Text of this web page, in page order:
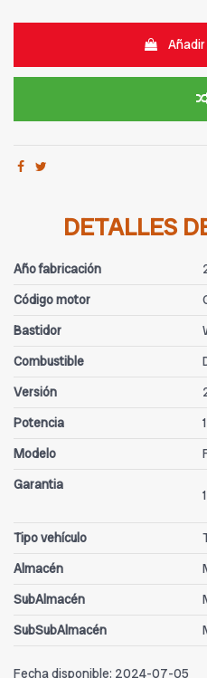
DETALLES
Año fabricación
Código motor
Bastidor
Combustible
Versión
Potencia
Modelo
Garantia
Tipo vehículo
Almacén
SubAlmacén
SubSubAlmacén
Fecha disponible: 2024-07-05